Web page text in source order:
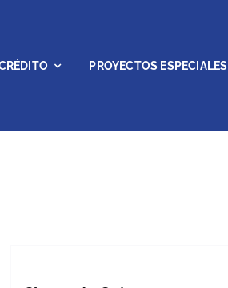
PROYECTOS ESPECIALES